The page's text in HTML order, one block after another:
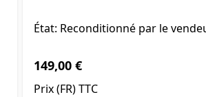
État: Reconditionné par le
149,00 €
Prix (FR) TTC